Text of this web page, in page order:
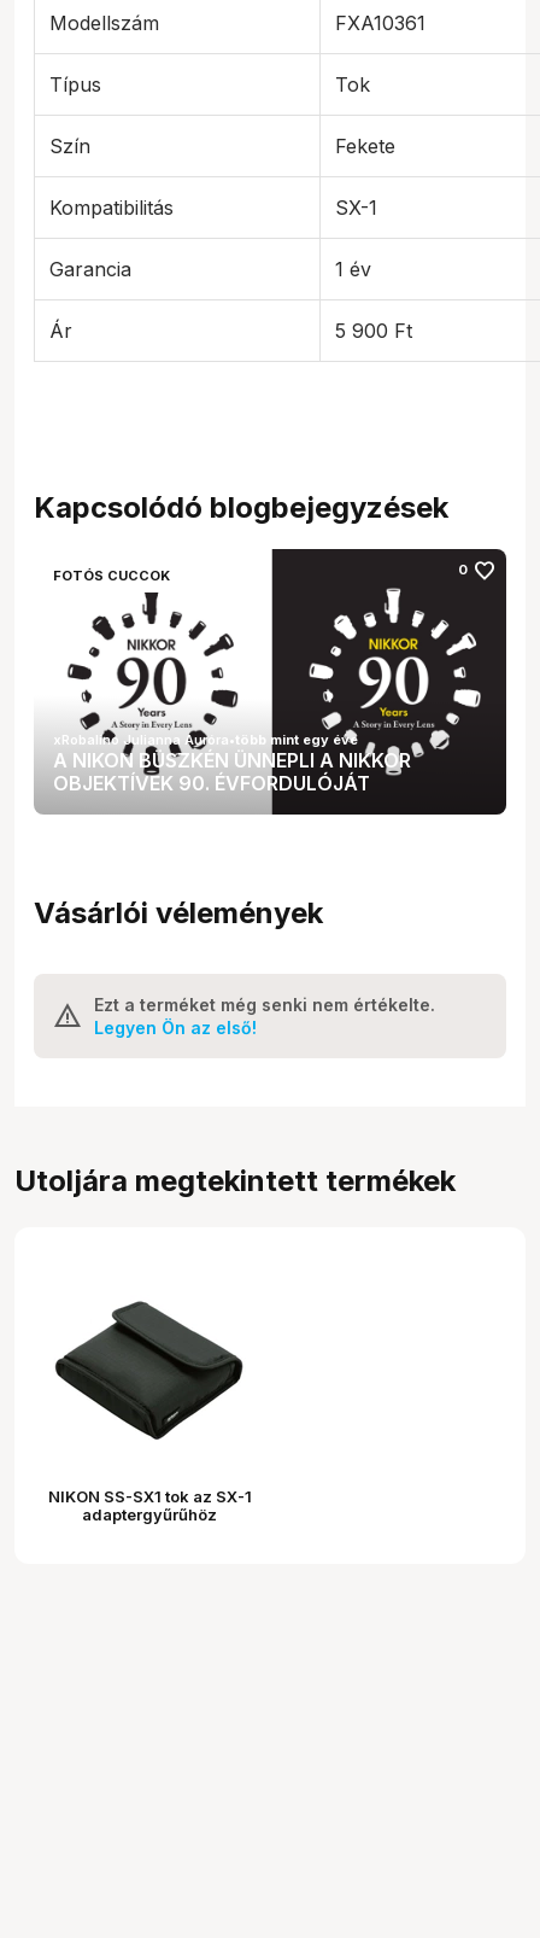
Modellszám FXA10361
Típus Tok
Szín Fekete
Kompatibilitás SX-1
Garancia 1 év
Ár 5 900 Ft
Kapcsolódó blogbejegyzések
FOTÓS CUCCOK 0 favorite
A NIKON BÜSZKÉN ÜNNEPLI A NIKKOR
OBJEKTÍVEK 90. ÉVFORDULÓJÁT
xRobalino Julianna Auróra•több mint egy éve
Vásárlói vélemények
Ezt a terméket még senki nem értékelte.
Legyen Ön az első!
Utoljára megtekintett termékek
NIKON SS-SX1 tok az SX-1
adaptergyűrűhöz